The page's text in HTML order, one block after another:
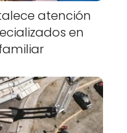
atención
en